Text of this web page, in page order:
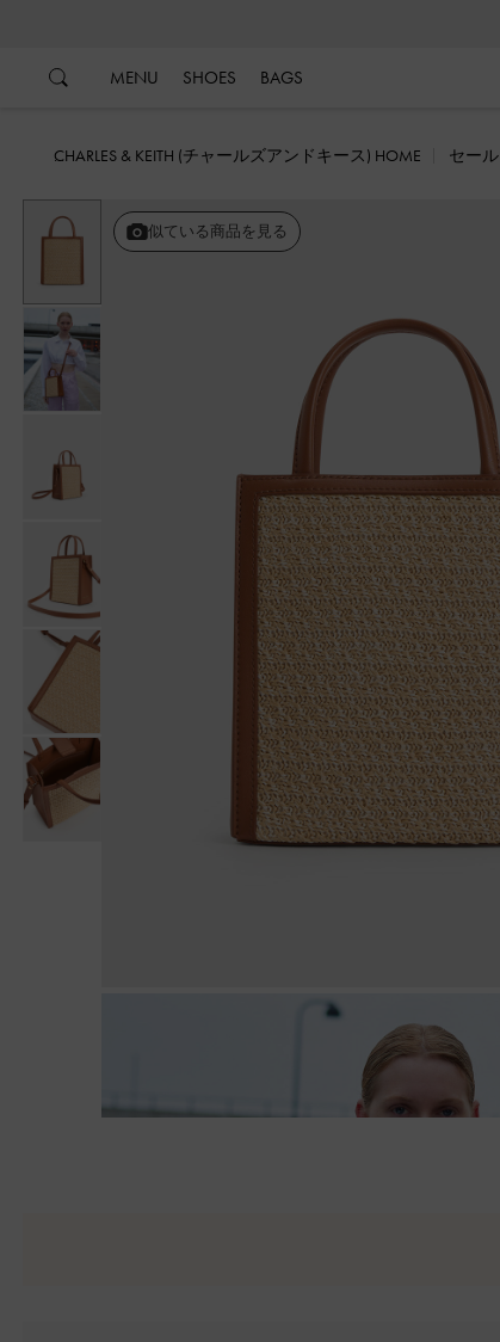
MENU SHOES BAGS
CHARLES & KEITH (チャールズアンドキース) HOME セール
似ている商品を見る